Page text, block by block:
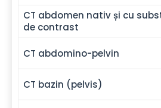
CT abdomen nativ și cu
de contrast
CT abdomino-pelvin
CT bazin (pelvis)